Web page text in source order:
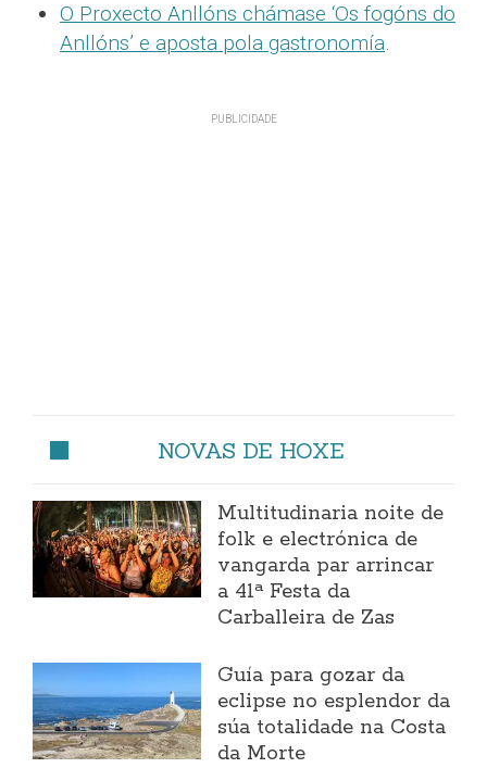
O Proxecto Anllóns chámase ‘Os fogóns do
Anllóns’ e aposta pola gastronomía.
NOVAS DE HOXE
Multitudinaria noite de
folk e electrónica de
vangarda par arrincar
a 41ª Festa da
Carballeira de Zas
Guía para gozar da
eclipse no esplendor da
súa totalidade na Costa
da Morte